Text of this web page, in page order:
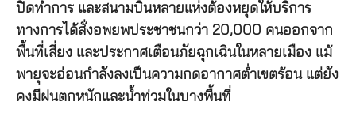
ปิดทำการ และสนามบินหลายแห่งต้องหยุดให้บริการ
ทางการได้สั่งอพยพประชาชนกว่า 20,000 คนออกจาก
พื้นที่เสี่ยง และประกาศเตือนภัยฉุกเฉินในหลายเมือง แม้
พายุจะอ่อนกำลังลงเป็นความกดอากาศต่ำเขตร้อน แต่ยัง
คงมีฝนตกหนักและน้ำท่วมในบางพื้นที่